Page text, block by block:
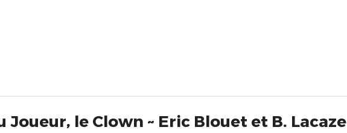
le Clown ~ Eric Blouet et B. Lacaze